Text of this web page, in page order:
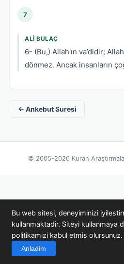
7
ALI BULAÇ
6- (Bu,) Allah'ın va’didir;
dönmez. Ancak insanların
← Ankebut Suresi
© 2005-2026 Kuran
Bu web sitesi, deneyiminizi
kullanmaktadir. Siteyi kullanmaya
politikamizi kabul etmis olursunuz.
Anladim